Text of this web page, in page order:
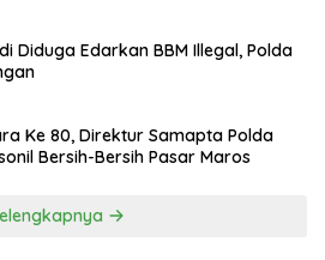
Diduga Edarkan BBM Illegal, Polda
Ke 80, Direktur Samapta Polda
Bersih-Bersih Pasar Maros